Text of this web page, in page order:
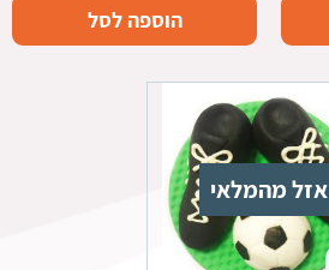
הוספה לסל
אזל מהמלאי